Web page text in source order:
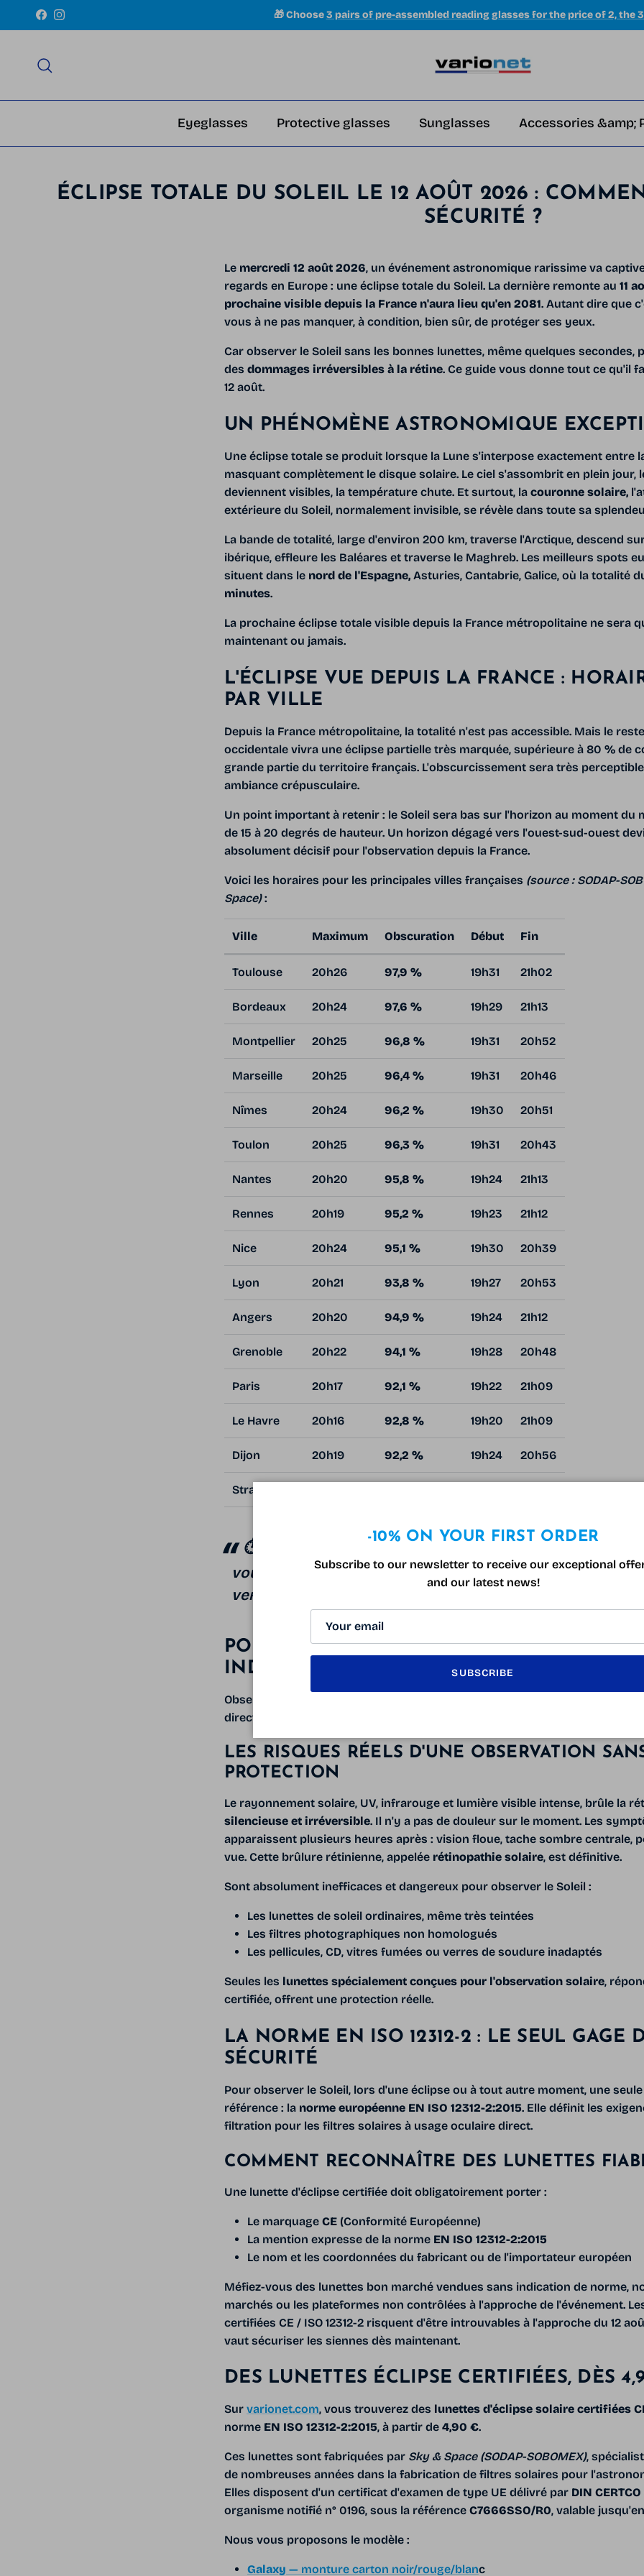
Skip to content
FacebookInstagram 🎁 Choose 3 pairs of pre-assembled reading glasses for the price of 2, the
Eyeglasses Protective glasses Sunglasses Accessories &amp;
ÉCLIPSE TOTALE DU SOLEIL LE 12 AOÛT 2026 :
SÉCURITÉ ?
Le mercredi 12 août 2026, un événement astronomique rarissime va
regards en Europe : une éclipse totale du Soleil. La dernière remonte au 11
prochaine visible depuis la France n'aura lieu qu'en 2081. Autant dire que
vous à ne pas manquer, à condition, bien sûr, de protéger ses yeux.
Car observer le Soleil sans les bonnes lunettes, même quelques secondes,
des dommages irréversibles à la rétine. Ce guide vous donne tout ce qu'il
12 août.
UN PHÉNOMÈNE ASTRONOMIQUE
Une éclipse totale se produit lorsque la Lune s'interpose exactement entre
masquant complètement le disque solaire. Le ciel s'assombrit en plein jour,
deviennent visibles, la température chute. Et surtout, la couronne solaire,
extérieure du Soleil, normalement invisible, se révèle dans toute sa
La bande de totalité, large d'environ 200 km, traverse l'Arctique, descend
ibérique, effleure les Baléares et traverse le Maghreb. Les meilleurs spots
situent dans le nord de l'Espagne, Asturies, Cantabrie, Galice, où la totalité
minutes.
La prochaine éclipse totale visible depuis la France métropolitaine ne sera
maintenant ou jamais.
L'ÉCLIPSE VUE DEPUIS LA FRANCE :
PAR VILLE
Depuis la France métropolitaine, la totalité n'est pas accessible. Mais le
occidentale vivra une éclipse partielle très marquée, supérieure à 80 % de
grande partie du territoire français. L'obscurcissement sera très
ambiance crépusculaire.
Un point important à retenir : le Soleil sera bas sur l'horizon au moment du
de 15 à 20 degrés de hauteur. Un horizon dégagé vers l'ouest-sud-ouest
absolument décisif pour l'observation depuis la France.
Voici les horaires pour les principales villes françaises (source : SODAP-
Space):
Ville Maximum Obscuration Début Fin
Toulouse 20h26 97,9 % 19h31 21h02
Bordeaux 20h24 97,6 % 19h29 21h13
Montpellier 20h25 96,8 % 19h31 20h52
Marseille 20h25 96,4 % 19h31 20h46
Nîmes 20h24 96,2 % 19h30 20h51
Toulon 20h25 96,3 % 19h31 20h43
Nantes 20h20 95,8 % 19h24 21h13
Rennes 20h19 95,2 % 19h23 21h12
Nice 20h24 95,1 % 19h30 20h39
Lyon 20h21 93,8 % 19h27 20h53
Angers 20h20 94,9 % 19h24 21h12
Grenoble 20h22 94,1 % 19h28 20h48
Paris 20h17 92,1 % 19h22 21h09
Le Havre 20h16 92,8 % 19h20 21h09
Dijon 20h19 92,2 % 19h24 20h56
Strasbourg
⏱
Les horaires sont indiqués en heures locales (CEST).
vous installer un peu avant l'heure de début, avec un
vers l'ouest.
POURQUOI PROTÉGER SES YEUX EST
INDISPENSABLE
Observer une éclipse est l'une des rares occasions où des millions de
directement vers le Soleil. Et c'est là que réside le danger.
LES RISQUES RÉELS D'UNE OBSERVATION
PROTECTION
Le rayonnement solaire, UV, infrarouge et lumière visible intense, brûle la
silencieuse et irréversible. Il n'y a pas de douleur sur le moment. Les
apparaissent plusieurs heures après : vision floue, tache sombre centrale,
vue. Cette brûlure rétinienne, appelée rétinopathie solaire, est définitive.
Sont absolument inefficaces et dangereux pour observer le Soleil :
Les lunettes de soleil ordinaires, même très teintées
Les filtres photographiques non homologués
Les pellicules, CD, vitres fumées ou verres de soudure inadaptés
Seules les lunettes spécialement conçues pour l'observation solaire,
certifiée, offrent une protection réelle.
LA NORME EN ISO 12312-2 : LE SEUL GAGE
SÉCURITÉ
Pour observer le Soleil, lors d'une éclipse ou à tout autre moment, une
référence : la norme européenne EN ISO 12312-2:2015. Elle définit les
filtration pour les filtres solaires à usage oculaire direct.
COMMENT RECONNAÎTRE DES LUNETTES
Une lunette d'éclipse certifiée doit obligatoirement porter :
Le marquage CE (Conformité Européenne)
La mention expresse de la norme EN ISO 12312-2:2015
Le nom et les coordonnées du fabricant ou de l'importateur européen
Méfiez-vous des lunettes bon marché vendues sans indication de norme,
marchés ou les plateformes non contrôlées à l'approche de l'événement.
certifiées CE / ISO 12312-2 risquent d'être introuvables à l'approche du 12
vaut sécuriser les siennes dès maintenant.
DES LUNETTES ÉCLIPSE CERTIFIÉES, DÈS
Sur varionet.com, vous trouverez des lunettes d'éclipse solaire certifiées
norme EN ISO 12312-2:2015, à partir de 4,90 €.
Ces lunettes sont fabriquées par Sky & Space (SODAP-SOBOMEX),
de nombreuses années dans la fabrication de filtres solaires pour
Elles disposent d'un certificat d'examen de type UE délivré par DIN
organisme notifié n° 0196, sous la référence C7666SSO/R0, valable jusqu'en
Nous vous proposons le modèle :
Galaxy — monture carton noir/rouge/blanc
-10% ON YOUR FIRST ORDER
Subscribe to our newsletter to receive our exceptional
and our latest news!
SUBSCRIBE